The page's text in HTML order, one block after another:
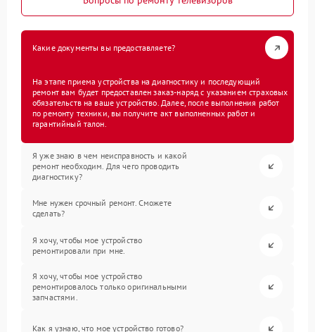
Какие документы вы предоставляете?
На этапе приема устройства на диагностику и последующий
ремонт вам будет предоставлен заказ-наряд с указанием страховых
обязательств на ваше устройство. Далее, после выполнения работ
по ремонту техники, вы получите акт выполненных работ и
гарантийный талон.
Я уже знаю в чем неисправность и какой
ремонт необходим. Для чего проводить
диагностику?
Мне нужен срочный ремонт. Сможете
сделать?
Я хочу, чтобы мое устройство
ремонтировали при мне.
Я хочу, чтобы мое устройство
ремонтировалось только оригинальными
запчастями.
Как я узнаю, что мое устройство готово?